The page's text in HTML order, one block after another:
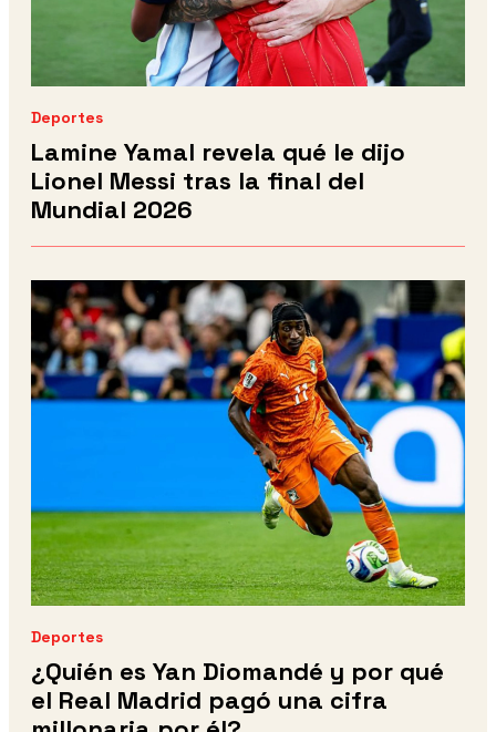
Deportes
Lamine Yamal revela qué le dijo
Lionel Messi tras la final del
Mundial 2026
Deportes
¿Quién es Yan Diomandé y por qué
el Real Madrid pagó una cifra